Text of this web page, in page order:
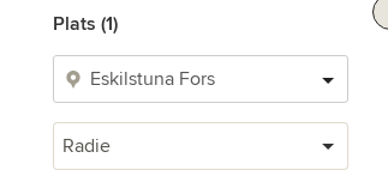
Plats (1)
Radie